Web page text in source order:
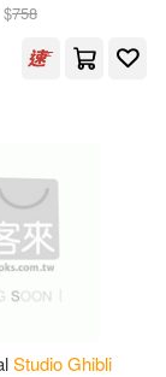
$758
StudioGhibli